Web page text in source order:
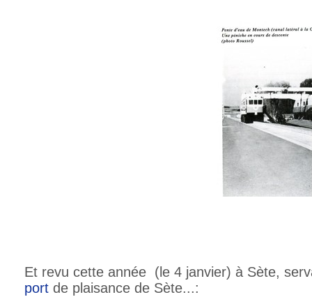
Et revu cette année (le 4 janvier) à Sète,
port de plaisance de Sète...: